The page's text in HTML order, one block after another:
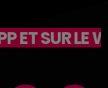
ET SUR LE